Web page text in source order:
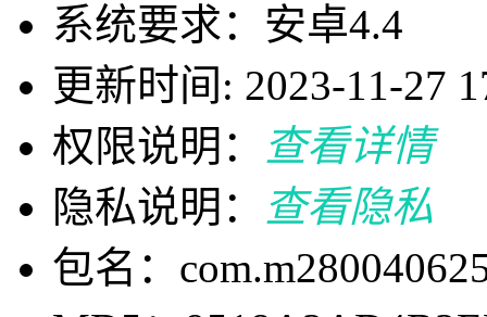
系统要求：安卓4.4
更新时间: 2023-11-27
权限说明：
查看详情
隐私说明：
查看隐私
包名：